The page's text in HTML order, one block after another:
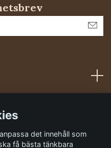
det innehåll som
få bästa tänkbara